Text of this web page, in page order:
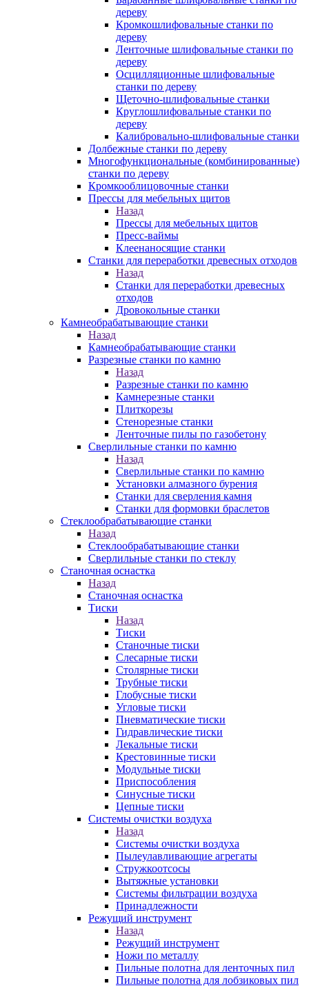
дереву
Кромкошлифовальные станки по
дереву
Ленточные шлифовальные станки по
дереву
Осцилляционные шлифовальные
станки по дереву
Щеточно-шлифовальные станки
Круглошлифовальные станки по
дереву
Калибровально-шлифовальные станки
Долбежные станки по дереву
Многофункциональные (комбинированные)
станки по дереву
Кромкооблицовочные станки
Прессы для мебельных щитов
Назад
Прессы для мебельных щитов
Пресс-ваймы
Клеенаносящие станки
Станки для переработки древесных отходов
Назад
Станки для переработки древесных
отходов
Дровокольные станки
Камнеобрабатывающие станки
Назад
Камнеобрабатывающие станки
Разрезные станки по камню
Назад
Разрезные станки по камню
Камнерезные станки
Плиткорезы
Стенорезные станки
Ленточные пилы по газобетону
Сверлильные станки по камню
Назад
Сверлильные станки по камню
Установки алмазного бурения
Станки для сверления камня
Станки для формовки браслетов
Стеклообрабатывающие станки
Назад
Стеклообрабатывающие станки
Сверлильные станки по стеклу
Станочная оснастка
Назад
Станочная оснастка
Тиски
Назад
Тиски
Станочные тиски
Слесарные тиски
Столярные тиски
Трубные тиски
Глобусные тиски
Угловые тиски
Пневматические тиски
Гидравлические тиски
Лекальные тиски
Крестовинные тиски
Модульные тиски
Приспособления
Синусные тиски
Цепные тиски
Системы очистки воздуха
Назад
Системы очистки воздуха
Пылеулавливающие агрегаты
Стружкоотсосы
Вытяжные установки
Системы фильтрации воздуха
Принадлежности
Режущий инструмент
Назад
Режущий инструмент
Ножи по металлу
Пильные полотна для ленточных пил
Пильные полотна для лобзиковых пил